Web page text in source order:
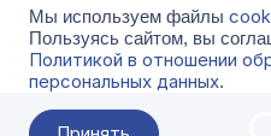
Мы используем файлы
Пользуясь сайтом, вы
Политикой в отношении
персональных данных.